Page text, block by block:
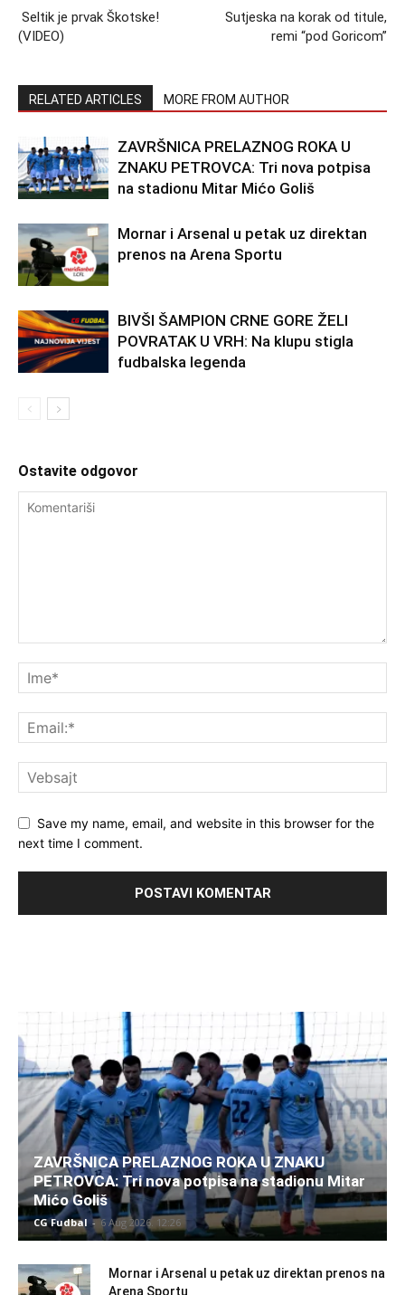
Seltik je prvak Škotske!
(VIDEO)
Sutjeska na korak od titule,
remi “pod Goricom”
RELATED ARTICLES MORE FROM AUTHOR
ZAVRŠNICA PRELAZNOG ROKA U
ZNAKU PETROVCA: Tri nova potpisa
na stadionu Mitar Mićo Goliš
Mornar i Arsenal u petak uz direktan
prenos na Arena Sportu
BIVŠI ŠAMPION CRNE GORE ŽELI
POVRATAK U VRH: Na klupu stigla
fudbalska legenda
Ostavite odgovor
Save my name, email, and website in this browser for the
next time I comment.
ZAVRŠNICA PRELAZNOG ROKA U ZNAKU
PETROVCA: Tri nova potpisa na stadionu Mitar
Mićo Goliš
CG Fudbal - 6 Aug 2026. 12:26
Mornar i Arsenal u petak uz direktan prenos na
Arena Sportu